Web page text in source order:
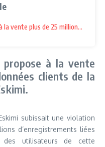
la vente plus de 25 millions de
à la vente
clients de la
subissait une violation
d’enregistrements liées
des utilisateurs de cette